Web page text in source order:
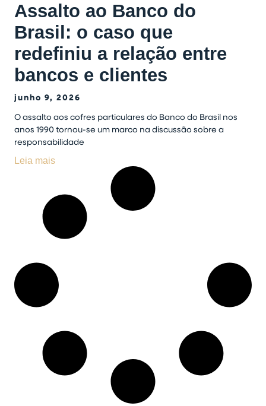
Assalto ao Banco do
Brasil: o caso que
redefiniu a relação entre
bancos e clientes
junho 9, 2026
O assalto aos cofres particulares do Banco do Brasil nos
anos 1990 tornou-se um marco na discussão sobre a
responsabilidade
Leia mais